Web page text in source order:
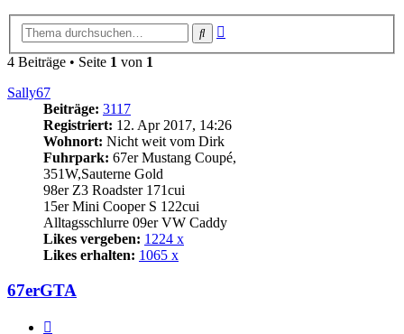
Suche
4 Beiträge • Seite 1 von 1
Sally67
Beiträge: 3117
Registriert: 12. Apr 2017, 14:26
Wohnort: Nicht weit vom Dirk
Fuhrpark: 67er Mustang Coupé,
351W,Sauterne Gold
98er Z3 Roadster 171cui
15er Mini Cooper S 122cui
Alltagsschlurre 09er VW Caddy
Likes vergeben: 1224 x
Likes erhalten: 1065 x
67erGTA